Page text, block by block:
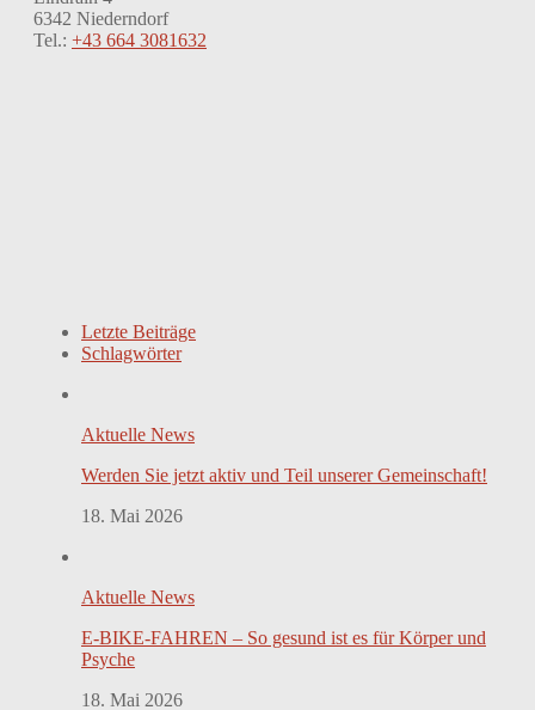
6342 Niederndorf
Tel.: +43 664 3081632
Letzte Beiträge
Schlagwörter
Aktuelle News
Werden Sie jetzt aktiv und Teil unserer Gemeinschaft!
18. Mai 2026
Aktuelle News
E-BIKE-FAHREN – So gesund ist es für Körper und
Psyche
18. Mai 2026